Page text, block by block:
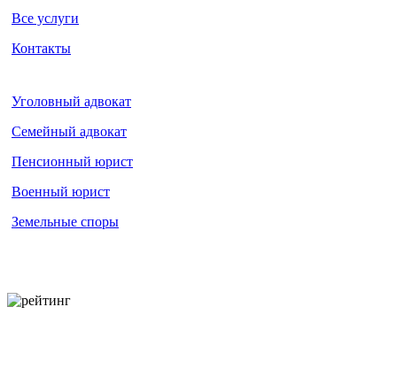
Все услуги
Контакты
Уголовный адвокат
Семейный адвокат
Пенсионный юрист
Военный юрист
Земельные споры